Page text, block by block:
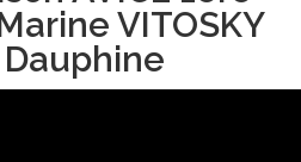
VITOSKY